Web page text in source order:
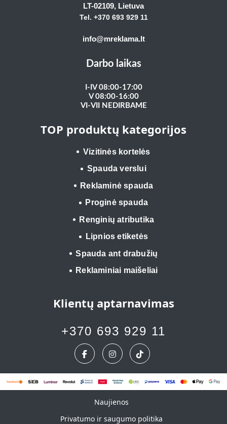
LT-02109, Lietuva
Tel. +370 693 929 11
info@mreklama.lt
Darbo laikas
I-IV 08:00-17:00
V 08:00-16:00
VI-VII NEDIRBAME
TOP produktų kategorijos
Vizitinės kortelės
Spauda verslui
Reklaminė spauda
Proginė spauda
Renginių atributika
Lipnios etiketės
Spauda ant drabužių
Reklaminiai maišeliai
Klientų aptarnavimas
+370 693 929 11
Naujienos
Naujienos
Privatumo ir saugumo politika